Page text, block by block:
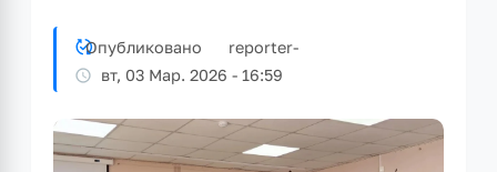
Опубликовано reporter-
вт, 03 Мар. 2026 - 16:59